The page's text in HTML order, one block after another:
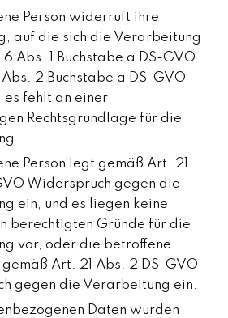
Person widerruft ihre
auf die sich die Verarbeitung
Abs. 1 Buchstabe a DS-GVO
2 Buchstabe a DS-GVO
es fehlt an einer
Rechtsgrundlage für die
Person legt gemäß Art. 21
Widerspruch gegen die
ein, und es liegen keine
berechtigten Gründe für die
vor, oder die betroffene
gemäß Art. 21 Abs. 2 DS-GVO
gegen die Verarbeitung ein.
Daten wurden